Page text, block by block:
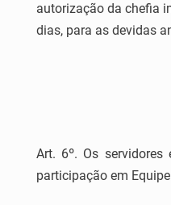
autorização da chefia
dias, para as devidas
Art. 6º. Os
participação em